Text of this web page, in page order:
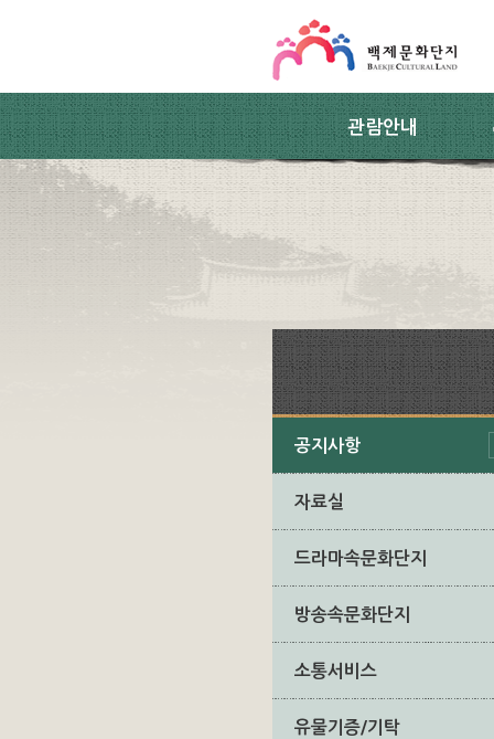
관람안내
공지사항
자료실
드라마속문화단지
방송속문화단지
소통서비스
유물기증/기탁